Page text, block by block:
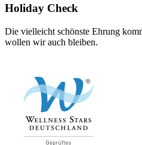
Holiday Check
Die vielleicht schönste Ehrung
wollen wir auch bleiben.